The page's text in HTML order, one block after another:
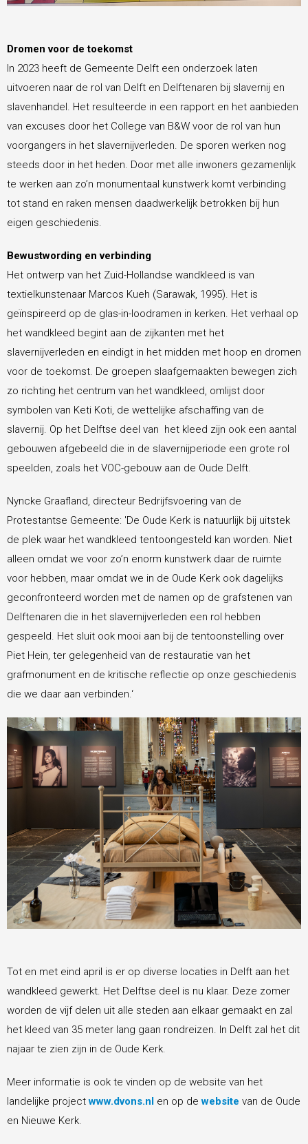
Dromen voor de toekomst
In 2023 heeft de Gemeente Delft een onderzoek laten
uitvoeren naar de rol van Delft en Delftenaren bij slavernij en
slavenhandel. Het resulteerde in een rapport en het aanbieden
van excuses door het College van B&W voor de rol van hun
voorgangers in het slavernijverleden. De sporen werken nog
steeds door in het heden. Door met alle inwoners gezamenlijk
te werken aan zo’n monumentaal kunstwerk komt verbinding
tot stand en raken mensen daadwerkelijk betrokken bij hun
eigen geschiedenis.
Bewustwording en verbinding
Het ontwerp van het Zuid-Hollandse wandkleed is van
textielkunstenaar Marcos Kueh (Sarawak, 1995). Het is
geïnspireerd op de glas-in-loodramen in kerken. Het verhaal op
het wandkleed begint aan de zijkanten met het
slavernijverleden en eindigt in het midden met hoop en dromen
voor de toekomst. De groepen slaafgemaakten bewegen zich
zo richting het centrum van het wandkleed, omlijst door
symbolen van Keti Koti, de wettelijke afschaffing van de
slavernij. Op het Delftse deel van het kleed zijn ook een aantal
gebouwen afgebeeld die in de slavernijperiode een grote rol
speelden, zoals het VOC-gebouw aan de Oude Delft.
Nyncke Graafland, directeur Bedrijfsvoering van de
Protestantse Gemeente: 'De Oude Kerk is natuurlijk bij uitstek
de plek waar het wandkleed tentoongesteld kan worden. Niet
alleen omdat we voor zo’n enorm kunstwerk daar de ruimte
voor hebben, maar omdat we in de Oude Kerk ook dagelijks
geconfronteerd worden met de namen op de grafstenen van
Delftenaren die in het slavernijverleden een rol hebben
gespeeld. Het sluit ook mooi aan bij de tentoonstelling over
Piet Hein, ter gelegenheid van de restauratie van het
grafmonument en de kritische reflectie op onze geschiedenis
die we daar aan verbinden.‘
Tot en met eind april is er op diverse locaties in Delft aan het
wandkleed gewerkt. Het Delftse deel is nu klaar. Deze zomer
worden de vijf delen uit alle steden aan elkaar gemaakt en zal
het kleed van 35 meter lang gaan rondreizen. In Delft zal het dit
najaar te zien zijn in de Oude Kerk.
Meer informatie is ook te vinden op de website van het
landelijke projectwww.dvons.nl en op dewebsite van de Oude
en Nieuwe Kerk.